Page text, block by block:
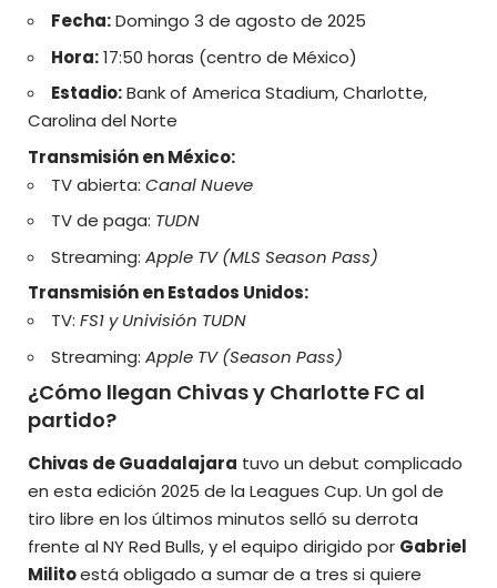
Fecha:Domingo 3 de agosto de 2025
Hora:17:50 horas (centro de México)
Estadio:Bank of America Stadium, Charlotte,
Carolina del Norte
Transmisión en México:
TV abierta: Canal Nueve
TV de paga: TUDN
Streaming: Apple TV (MLS Season Pass)
Transmisión en Estados Unidos:
TV: FS1 y Univisión TUDN
Streaming: Apple TV (Season Pass)
¿Cómo llegan Chivas y Charlotte FC al
partido?
Chivas de Guadalajara tuvo un debut complicado
en esta edición 2025 de la Leagues Cup. Un gol de
tiro libre en los últimos minutos selló su derrota
frente al NY Red Bulls, y el equipo dirigido por Gabriel
Militoestá obligado a sumar de a tres si quiere